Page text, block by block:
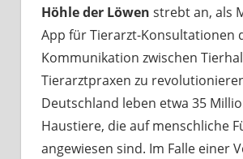
Höhle der Löwen strebt an, als
App für Tierarzt-Konsultationen
Kommunikation zwischen
Tierarztpraxen zu
Deutschland leben etwa 35
Haustiere, die auf menschliche
angewiesen sind. Im Falle einer